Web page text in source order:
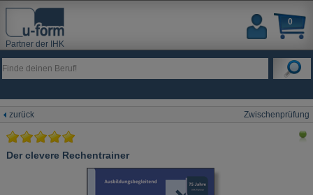
Partner der IHK
0
zurück Zwischenprüfung
Der clevere Rechentrainer